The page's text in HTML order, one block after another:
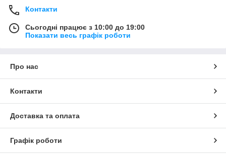
Контакти
Сьогодні працює з 10:00 до 19:00
Показати весь графік роботи
Про нас
Контакти
Доставка та оплата
Графік роботи